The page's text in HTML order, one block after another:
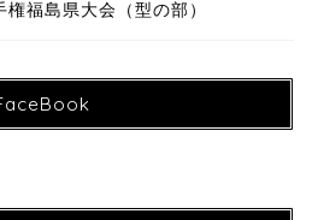
福島県大会（型の部）